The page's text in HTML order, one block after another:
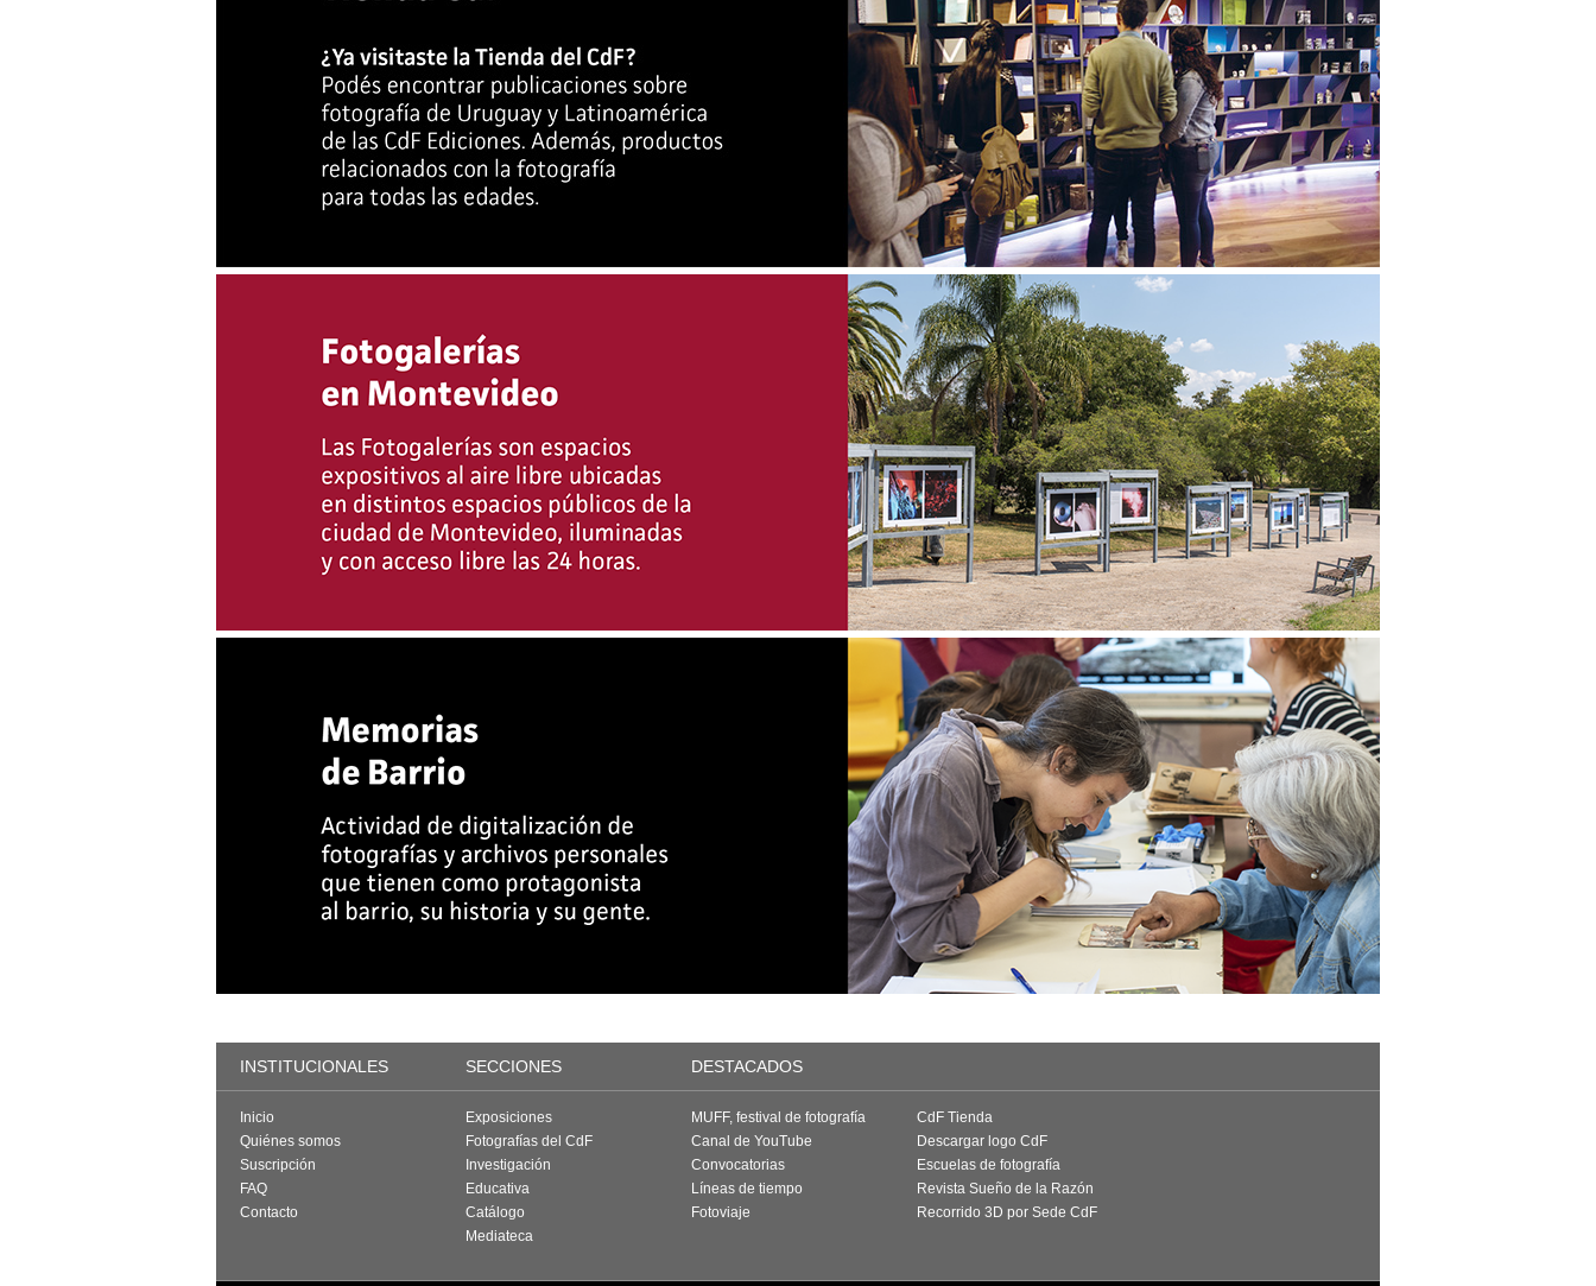
INSTITUCIONALES SECCIONES DESTACADOS
Inicio
Quiénes somos
Suscripción
FAQ
Contacto
Exposiciones
Fotografías del CdF
Investigación
Educativa
Catálogo
Mediateca
MUFF, festival de fotografía
Canal de YouTube
Convocatorias
Líneas de tiempo
Fotoviaje
CdF Tienda
Descargar logo CdF
Escuelas de fotografía
Revista Sueño de la Razón
Recorrido 3D por Sede CdF